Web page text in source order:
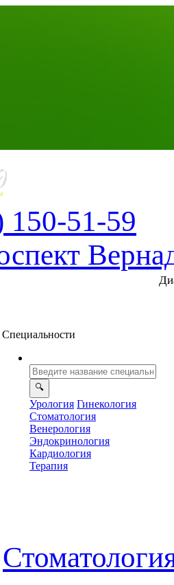
150-51-59
Специальности
Урология Гинекология
Стоматология
енерология
Эндокринология
Кардиология
Терапия